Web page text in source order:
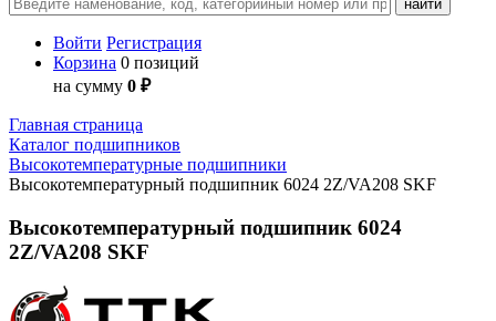
Войти Регистрация
Корзина 0 позиций
на сумму 0 ₽
Главная страница
Каталог подшипников
Высокотемпературные подшипники
Высокотемпературный подшипник 6024 2Z/VA208 SKF
Высокотемпературный подшипник 6024
2Z/VA208 SKF